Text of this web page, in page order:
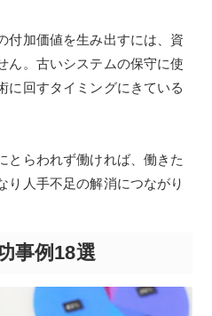
付加価値を生み出すには、資
ん。古いシステムの保守に使
に回すタイミングにきている
とらわれず働ければ、働きた
り人手不足の解消につながり
事例18選